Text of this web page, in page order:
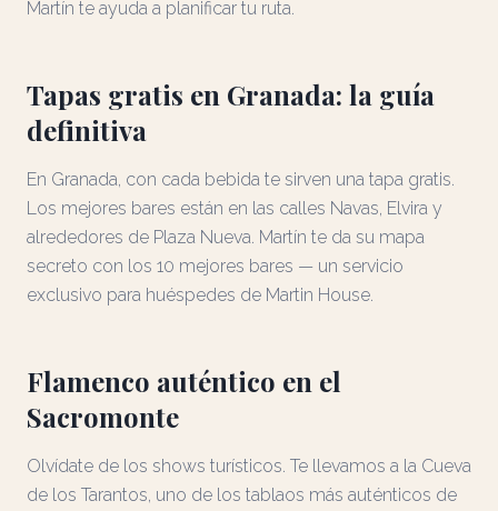
Martín te ayuda a planificar tu ruta.
Tapas gratis en Granada: la guía
definitiva
En Granada, con cada bebida te sirven una tapa gratis.
Los mejores bares están en las calles Navas, Elvira y
alrededores de Plaza Nueva. Martín te da su mapa
secreto con los 10 mejores bares — un servicio
exclusivo para huéspedes de Martin House.
Flamenco auténtico en el
Sacromonte
Olvídate de los shows turísticos. Te llevamos a la Cueva
de los Tarantos, uno de los tablaos más auténticos de